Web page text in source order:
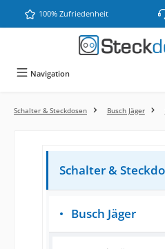
Zum Hauptinhalt springen
100% Zufriedenheit
Navigation
Schalter & Steckdosen Busch Jäger
Schalter &
Busch Jäger